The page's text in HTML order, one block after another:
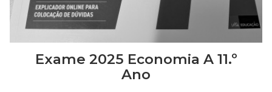
Exame 2025 Economia A 11.º
Ano